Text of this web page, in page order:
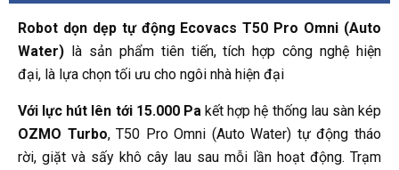
Robot dọn dẹp tự động Ecovacs T50 Pro Omni (Auto
Water) là sản phẩm tiên tiến, tích hợp công nghệ hiện
đại, là lựa chọn tối ưu cho ngôi nhà hiện đại
Với lực hút lên tới 15.000 Pa kết hợp hệ thống lau sàn kép
OZMO Turbo, T50 Pro Omni (Auto Water) tự động tháo
rời, giặt và sấy khô cây lau sau mỗi lần hoạt động. Trạm